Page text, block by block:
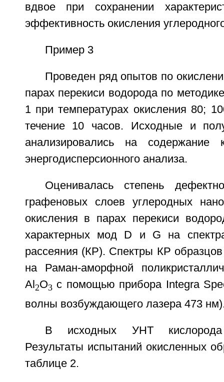
вдвое при сохранении
эффективность окисления
Пример 3
Проведен ряд опытов по
парах перекиси водорода по
1 при температурах окисления 80;
течение 10 часов. Исходные и
анализировались на содержание
энергодисперсионного анализа.
Оценивалась степень
графеновых слоев углеродных
окисления в парах перекиси
характерных мод D и G на
рассеяния (КР). Спектры КР
на Раман-аморфной
Al 2O3 с помощью прибора Integra
волны возбуждающего лазера 473
В исходных УНТ
Результаты испытаний окисленных
таблице 2.